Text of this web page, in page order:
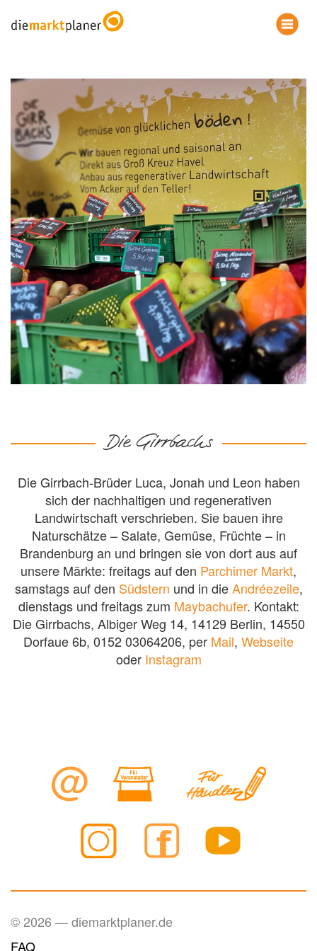
Die Girrbachs
Die Girrbach-Brüder Luca, Jonah und Leon haben
sich der nachhaltigen und regenerativen
Landwirtschaft verschrieben. Sie bauen ihre
Naturschätze – Salate, Gemüse, Früchte – in
Brandenburg an und bringen sie von dort aus auf
unsere Märkte: freitags auf den Parchimer Markt,
samstags auf den Südstern und in dieAndréezeile,
dienstags und freitags zum Maybachufer. Kontakt:
Die Girrbachs, Albiger Weg 14, 14129 Berlin, 14550
Dorfaue 6b, 0152 03064206, per Mail, Webseite
oder Instagram
© 2026 — diemarktplaner.de
FAQ